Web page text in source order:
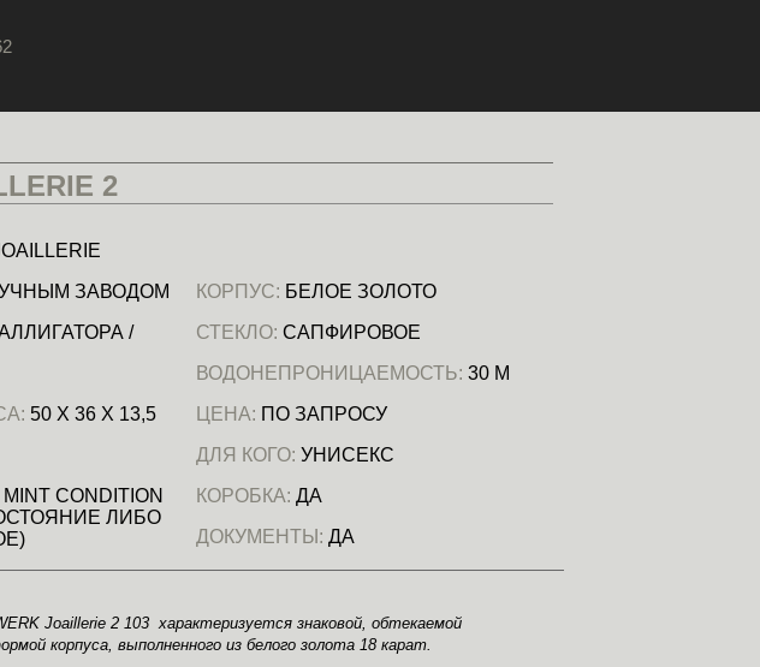
2
ЗАВОДОМ КОРПУС: БЕЛОЕ ЗОЛОТО
/
СТЕКЛО: САПФИРОВОЕ
ВОДОНЕПРОНИЦАЕМОСТЬ: 30 М
50 Х 36 Х 13,5
ЦЕНА: ПО ЗАПРОСУ
ДЛЯ КОГО: УНИСЕКС
MINT CONDITION
ЛИБО
КОРОБКА: ДА
ДОКУМЕНТЫ: ДА
Joaillerie 2 103 характеризуется знаковой, обтекаемой
корпуса, выполненного из белого золота 18 карат.